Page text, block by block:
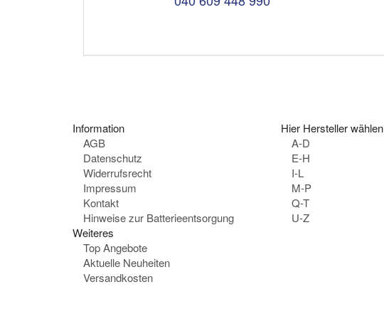
l
o
Information
AGB
Datenschutz
Widerrufsrecht
Impressum
Kontakt
Hinweise zur Batterieentsorgung
Weiteres
Top Angebote
Aktuelle Neuheiten
Versandkosten
Hier Hersteller wählen
A-D
E-H
I-L
M-P
Q-T
U-Z